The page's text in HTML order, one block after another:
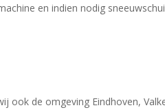
en indien nodig
de omgeving Eindhoven,